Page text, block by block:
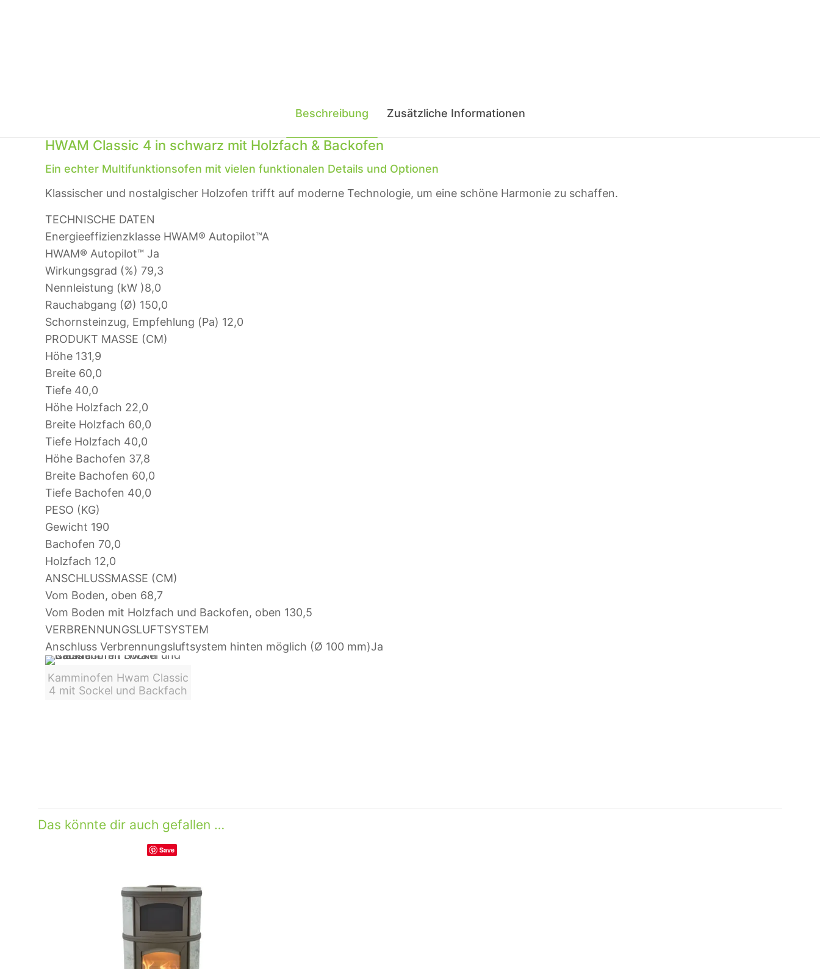
Beschreibung Zusätzliche Informationen
HWAM Classic 4 in schwarz mit Holzfach & Backofen
Ein echter Multifunktionsofen mit vielen funktionalen Details und Optionen
Klassischer und nostalgischer Holzofen trifft auf moderne Technologie, um eine schöne Harmonie zu schaffen.
TECHNISCHE DATEN
Energieeffizienzklasse HWAM® Autopilot™A
HWAM® Autopilot™Ja
Wirkungsgrad (%) 79,3
Nennleistung (kW )8,0
Rauchabgang (Ø) 150,0
Schornsteinzug, Empfehlung (Pa) 12,0
PRODUKT MASSE (CM)
Höhe 131,9
Breite 60,0
Tiefe 40,0
Höhe Holzfach 22,0
Breite Holzfach 60,0
Tiefe Holzfach 40,0
Höhe Bachofen 37,8
Breite Bachofen 60,0
Tiefe Bachofen 40,0
PESO (KG)
Gewicht 190
Bachofen 70,0
Holzfach 12,0
ANSCHLUSSMASSE (CM)
Vom Boden, oben 68,7
Vom Boden mit Holzfach und Backofen, oben 130,5
VERBRENNUNGSLUFTSYSTEM
Anschluss Verbrennungsluftsystem hinten möglich (Ø 100 mm)Ja
Kamminofen Hwam Classic
4 mit Sockel und Backfach
Das könnte dir auch gefallen …
Save